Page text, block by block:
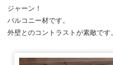
ジャーン！
バルコニー材です。
外壁とのコントラストが素敵です。